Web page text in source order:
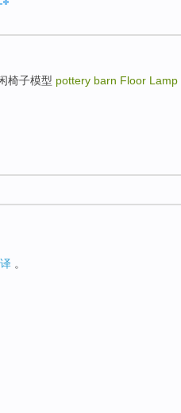
椅子模型 pottery barn Floor Lamp
。